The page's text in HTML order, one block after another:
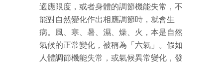
適應限度，或者身體的調節機能失常，不
能對自然變化作出相應調節時，就會生
病。風、寒、暑、濕、燥、火，本是自然
氣候的正常變化，被稱為「六氣」。假如
人體調節機能失常，或氣候異常變化，發